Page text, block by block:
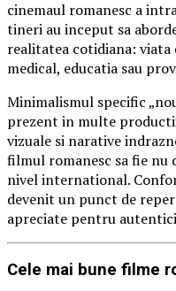
cinemaul romanesc a
tineri au inceput sa
realitatea cotidiana:
medical, educatia sau
Minimalismul specific
prezent in multe
vizuale si narative
filmul romanesc sa fie nu
nivel international.
devenit un punct de
apreciate pentru
Cele mai bune filme